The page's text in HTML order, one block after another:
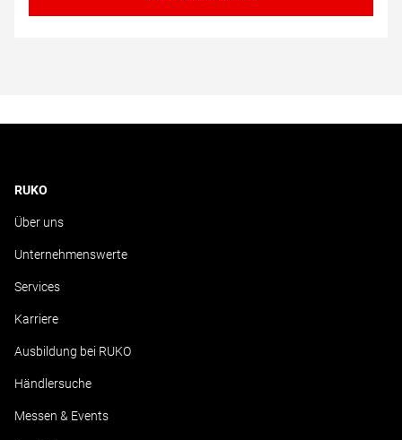
RUKO
Über uns
Unternehmenswerte
Services
Karriere
Ausbildung bei RUKO
Händlersuche
Messen & Events